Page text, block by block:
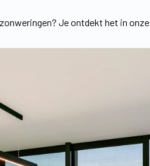
Je ontdekt het in onze